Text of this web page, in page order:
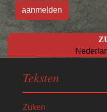
Teksten
Zuken